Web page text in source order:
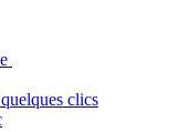
clics